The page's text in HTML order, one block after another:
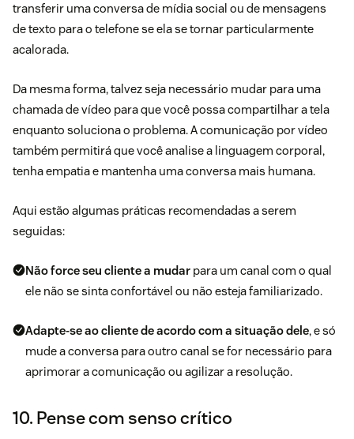
transferir uma conversa de mídia social ou de mensagens
de texto para o telefone se ela se tornar particularmente
acalorada.
Da mesma forma, talvez seja necessário mudar para uma
chamada de vídeo para que você possa compartilhar a tela
enquanto soluciona o problema. A comunicação por vídeo
também permitirá que você analise a linguagem corporal,
tenha empatia e mantenha uma conversa mais humana.
Aqui estão algumas práticas recomendadas a serem
seguidas:
Não force seu cliente a mudar para um canal com o qual
ele não se sinta confortável ou não esteja familiarizado.
Adapte-se ao cliente de acordo com a situação dele, e só
mude a conversa para outro canal se for necessário para
aprimorar a comunicação ou agilizar a resolução.
10. Pense com senso crítico